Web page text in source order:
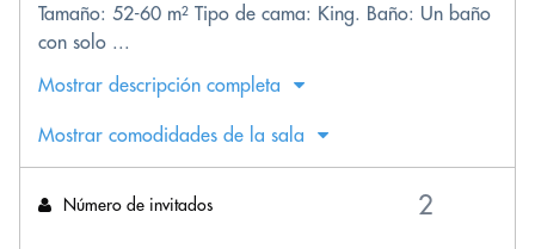
Tamaño: 52-60 m² Tipo de cama: King. Baño: Un baño
con solo ...
Mostrar descripción completa
Mostrar comodidades de la sala
Número de invitados